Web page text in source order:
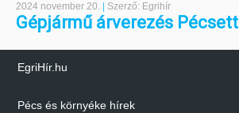
2024 november 20. Szerző: Egrihír
Gépjármű árverezés Pécsett
EgriHír.hu
Pécs és környéke hírek